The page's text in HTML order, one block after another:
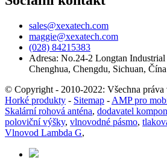
sales@xexatech.com
maggie@xexatech.com
(028) 84215383
Adresa: No.24-2 Longtan
Chenghua, Chengdu, Sichuan, Čína
© Copyright - 2010-2022: Všechna práva
Horké produkty - Sitemap - AMP pro
Skalární rohová anténa, dodavatel
poloviční výšky, vlnovodné pásmo,
Vlnovod Lambda G,